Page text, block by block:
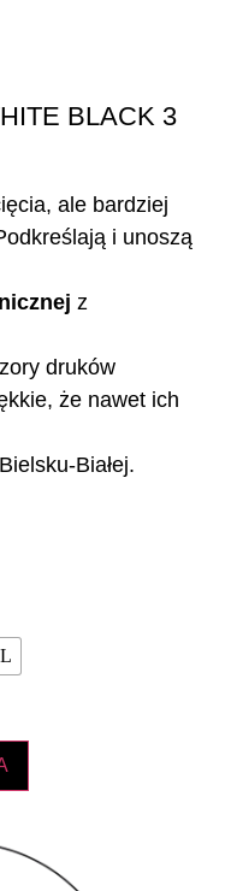
BLACK 3
ale bardziej
i unoszą
z
druków
że nawet ich
Białej.